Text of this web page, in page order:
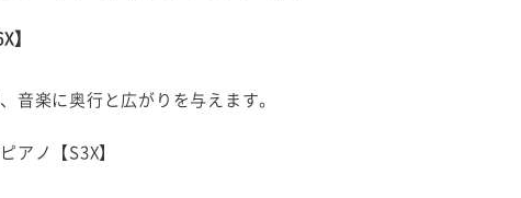
】
音楽に奥行と広がりを与えます。
アノ【S3X】